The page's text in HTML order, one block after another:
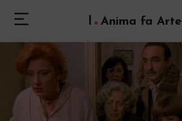
l Anima fa Arte